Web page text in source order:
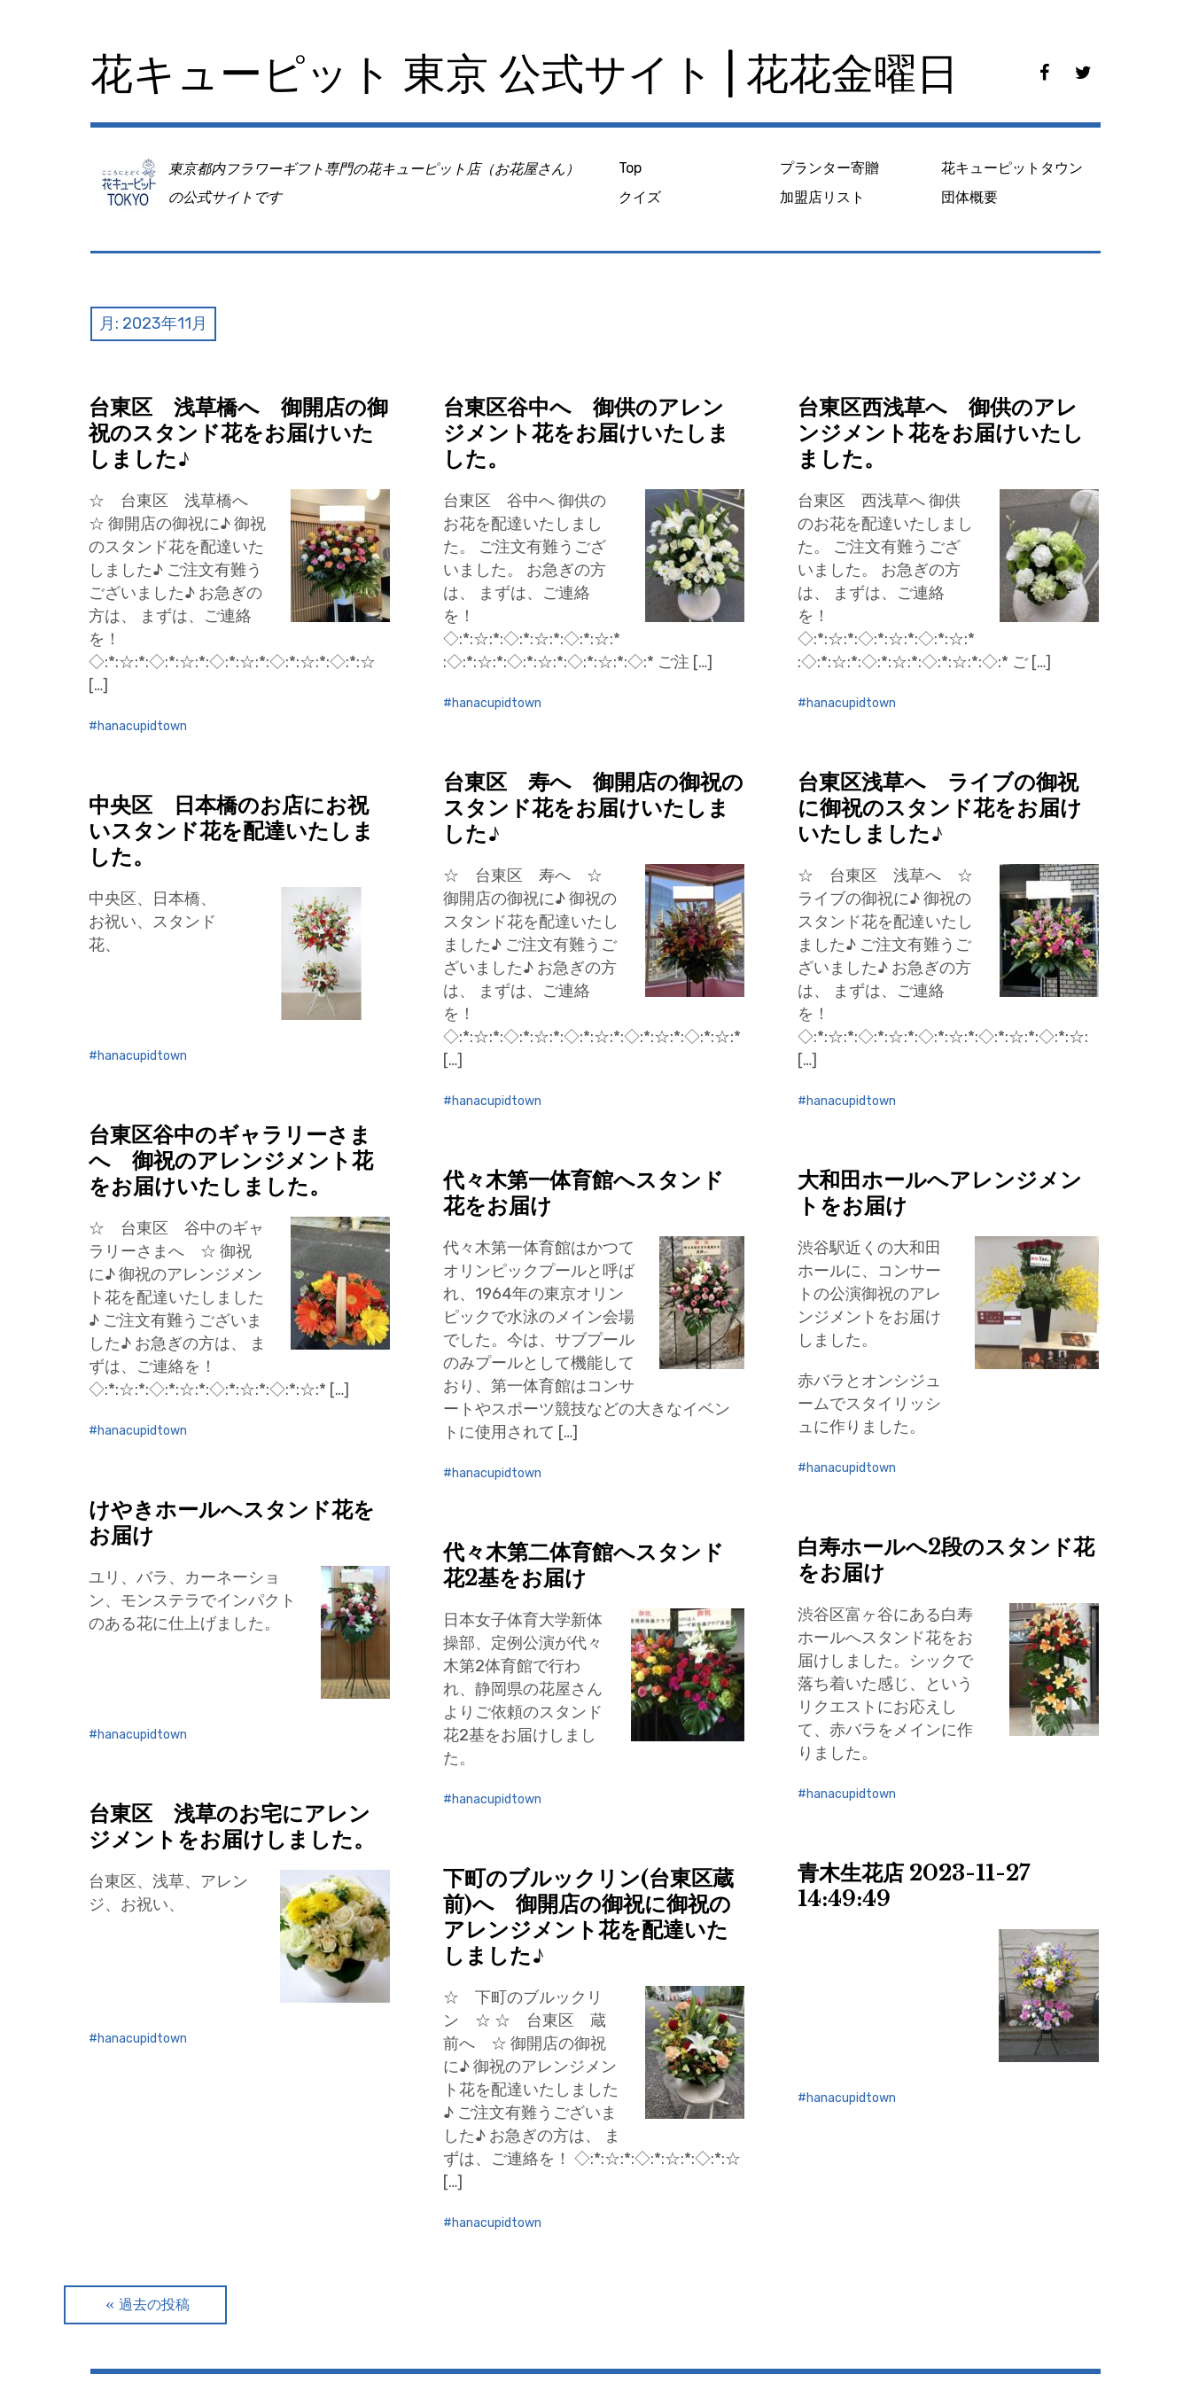
花キューピット 東京 公式サイト | 花花金曜日
e
o
o
t
東京都内フラワーギフト専門の花キューピット店（お花屋さん）
の公式サイトです
Top
クイズ
プランター寄贈
加盟店リスト
花キューピットタウン
団体概要
月: 2023年11月
台東区 浅草橋へ 御開店の御
祝のスタンド花をお届けいた
しました♪
☆ 台東区 浅草橋へ
☆ 御開店の御祝に♪ 御祝
のスタンド花を配達いた
しました♪ ご注文有難う
ございました♪ お急ぎの
方は、 まずは、ご連絡
を！
◇:*:☆:*:◇:*:☆:*:◇:*:☆:*:◇:*:☆:*:◇:*:☆
[…]
hanacupidtown
台東区谷中へ 御供のアレン
ジメント花をお届けいたしま
した。
台東区 谷中へ 御供の
お花を配達いたしまし
た。 ご注文有難うござ
いました。 お急ぎの方
は、 まずは、ご連絡
を！
◇:*:☆:*:◇:*:☆:*:◇:*:☆:*
:◇:*:☆:*:◇:*:☆:*:◇:*:☆:*:◇:* ご注 […]
hanacupidtown
台東区西浅草へ 御供のアレ
ンジメント花をお届けいたし
ました。
台東区 西浅草へ 御供
のお花を配達いたしまし
た。 ご注文有難うござ
いました。 お急ぎの方
は、 まずは、ご連絡
を！
◇:*:☆:*:◇:*:☆:*:◇:*:☆:*
:◇:*:☆:*:◇:*:☆:*:◇:*:☆:*:◇:* ご […]
hanacupidtown
台東区 寿へ 御開店の御祝の
スタンド花をお届けいたしま
した♪
☆ 台東区 寿へ ☆
御開店の御祝に♪ 御祝の
スタンド花を配達いたし
ました♪ ご注文有難うご
ざいました♪ お急ぎの方
は、 まずは、ご連絡
を！
◇:*:☆:*:◇:*:☆:*:◇:*:☆:*:◇:*:☆:*:◇:*:☆:*
[…]
hanacupidtown
台東区浅草へ ライブの御祝
に御祝のスタンド花をお届け
いたしました♪
☆ 台東区 浅草へ ☆
ライブの御祝に♪ 御祝の
スタンド花を配達いたし
ました♪ ご注文有難うご
ざいました♪ お急ぎの方
は、 まずは、ご連絡
を！
◇:*:☆:*:◇:*:☆:*:◇:*:☆:*:◇:*:☆:*:◇:*:☆:
[…]
hanacupidtown
中央区 日本橋のお店にお祝
いスタンド花を配達いたしま
した。
中央区、日本橋、
お祝い、スタンド
花、
hanacupidtown
台東区谷中のギャラリーさま
へ 御祝のアレンジメント花
をお届けいたしました。
☆ 台東区 谷中のギャ
ラリーさまへ ☆ 御祝
に♪ 御祝のアレンジメン
ト花を配達いたしました
♪ ご注文有難うございま
した♪ お急ぎの方は、 ま
ずは、ご連絡を！
◇:*:☆:*:◇:*:☆:*:◇:*:☆:*:◇:*:☆:* […]
hanacupidtown
代々木第一体育館へスタンド
花をお届け
代々木第一体育館はかつて
オリンピックプールと呼ば
れ、1964年の東京オリン
ピックで水泳のメイン会場
でした。今は、サブプール
のみプールとして機能して
おり、第一体育館はコンサ
ートやスポーツ競技などの大きなイベン
トに使用されて […]
hanacupidtown
大和田ホールへアレンジメン
トをお届け
渋谷駅近くの大和田
ホールに、コンサー
トの公演御祝のアレ
ンジメントをお届け
しました。
赤バラとオンシジュ
ームでスタイリッシ
ュに作りました。
hanacupidtown
けやきホールへスタンド花を
お届け
ユリ、バラ、カーネーショ
ン、モンステラでインパクト
のある花に仕上げました。
hanacupidtown
白寿ホールへ2段のスタンド花
をお届け
渋谷区富ヶ谷にある白寿
ホールへスタンド花をお
届けしました。シックで
落ち着いた感じ、という
リクエストにお応えし
て、赤バラをメインに作
りました。
hanacupidtown
代々木第二体育館へスタンド
花2基をお届け
日本女子体育大学新体
操部、定例公演が代々
木第2体育館で行わ
れ、静岡県の花屋さん
よりご依頼のスタンド
花2基をお届けしまし
た。
hanacupidtown
台東区 浅草のお宅にアレン
ジメントをお届けしました。
台東区、浅草、アレン
ジ、お祝い、
hanacupidtown
青木生花店 2023-11-27
14:49:49
hanacupidtown
下町のブルックリン(台東区蔵
前)へ 御開店の御祝に御祝の
アレンジメント花を配達いた
しました♪
☆ 下町のブルックリ
ン ☆ ☆ 台東区 蔵
前へ ☆ 御開店の御祝
に♪ 御祝のアレンジメン
ト花を配達いたしました
♪ ご注文有難うございま
した♪ お急ぎの方は、 ま
ずは、ご連絡を！ ◇:*:☆:*:◇:*:☆:*:◇:*:☆
[…]
hanacupidtown
過去の投稿